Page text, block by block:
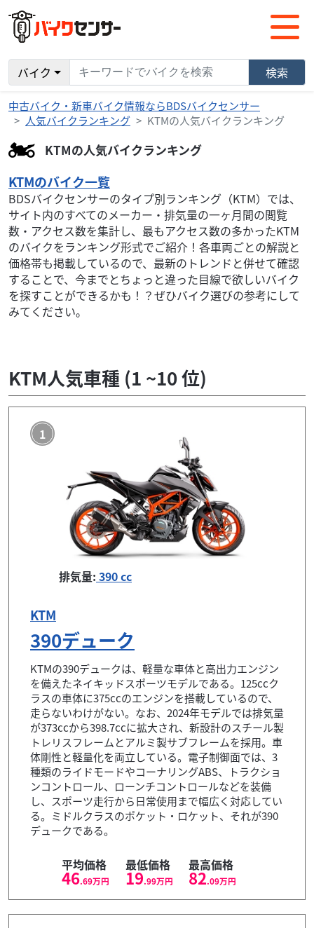
バイク 検索
中古バイク・新車バイク情報ならBDSバイクセンサー
人気バイクランキング
KTMの人気バイクランキング
KTMの人気バイクランキング
KTMのバイク一覧
BDSバイクセンサーのタイプ別ランキング（KTM）では、
サイト内のすべてのメーカー・排気量の一ヶ月間の閲覧
数・アクセス数を集計し、最もアクセス数の多かったKTM
のバイクをランキング形式でご紹介！各車両ごとの解説と
価格帯も掲載しているので、最新のトレンドと併せて確認
することで、今までとちょっと違った目線で欲しいバイク
を探すことができるかも！？ぜひバイク選びの参考にして
みてください。
KTM人気車種 (1 ~10 位)
1
排気量: 390 cc
KTM
390デューク
KTMの390デュークは、軽量な車体と高出力エンジン
を備えたネイキッドスポーツモデルである。125ccク
ラスの車体に375ccのエンジンを搭載しているので、
走らないわけがない。なお、2024年モデルでは排気量
が373ccから398.7ccに拡大され、新設計のスチール製
トレリスフレームとアルミ製サブフレームを採用。車
体剛性と軽量化を両立している。電子制御面では、3
種類のライドモードやコーナリングABS、トラクショ
ンコントロール、ローンチコントロールなどを装備
し、スポーツ走行から日常使用まで幅広く対応してい
る。ミドルクラスのポケット・ロケット、それが390
デュークである。
平均価格
46.69万円
最低価格
19.99万円
最高価格
82.09万円